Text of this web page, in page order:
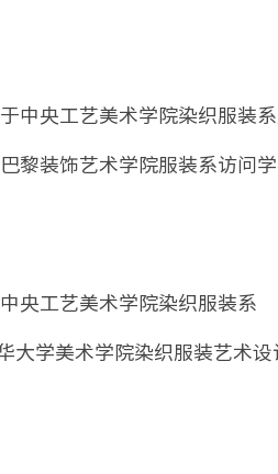
中央工艺美术学院染织服装
黎装饰艺术学院服装系访问
央工艺美术学院染织服装系
大学美术学院染织服装艺术设